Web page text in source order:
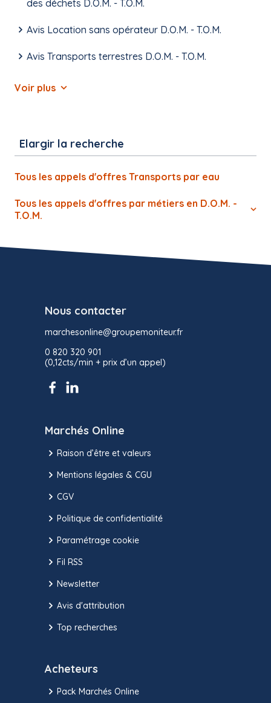
des déchets D.O.M. - T.O.M.
Avis Location sans opérateur D.O.M. - T.O.M.
Avis Transports terrestres D.O.M. - T.O.M.
Voir plus
Elargir la recherche
Tous les appels d'offres Transports par eau
Tous les appels d'offres par métiers en D.O.M. -
T.O.M.
Nous contacter
marchesonline@groupemoniteur.fr
0 820 320 901
(0,12cts/min + prix d’un appel)
Marchés Online
Raison d’être et valeurs
Mentions légales & CGU
CGV
Politique de confidentialité
Paramétrage cookie
Fil RSS
Newsletter
Avis d'attribution
Top recherches
Acheteurs
Pack Marchés Online